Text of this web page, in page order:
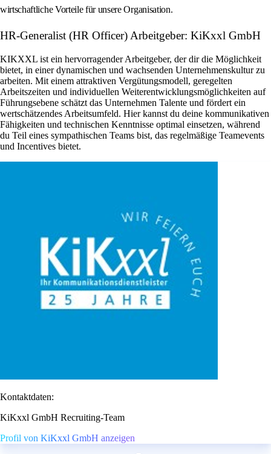
wirtschaftliche Vorteile für unsere Organisation.
HR-Generalist (HR Officer) Arbeitgeber: KiKxxl GmbH
KIKXXL ist ein hervorragender Arbeitgeber, der dir die Möglichkeit
bietet, in einer dynamischen und wachsenden Unternehmenskultur zu
arbeiten. Mit einem attraktiven Vergütungsmodell, geregelten
Arbeitszeiten und individuellen Weiterentwicklungsmöglichkeiten auf
Führungsebene schätzt das Unternehmen Talente und fördert ein
wertschätzendes Arbeitsumfeld. Hier kannst du deine kommunikativen
Fähigkeiten und technischen Kenntnisse optimal einsetzen, während
du Teil eines sympathischen Teams bist, das regelmäßige Teamevents
und Incentives bietet.
Kontaktdaten:
KiKxxl GmbH Recruiting-Team
Profil von KiKxxl GmbH anzeigen